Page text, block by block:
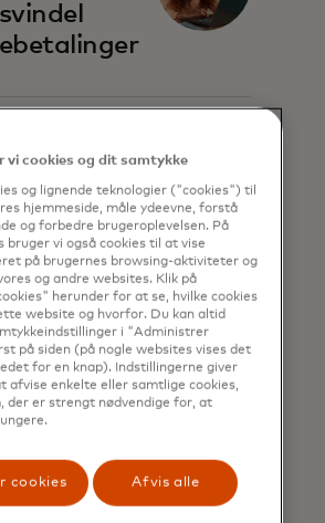
med
vi cookies og dit samtykke
og lignende teknologier ("cookies") til
hjemmeside, måle ydeevne, forstå
og forbedre brugeroplevelsen. På
bruger vi også cookies til at vise
på brugernes browsing-aktiviteter og
og andre websites. Klik på
herunder for at se, hvilke cookies
website og hvorfor. Du kan altid
i "Administrer
på siden (på nogle websites vises det
for en knap). Indstillingerne giver
afvise enkelte eller samtlige cookies,
der er strengt nødvendige for, at
cookies Afvis alle